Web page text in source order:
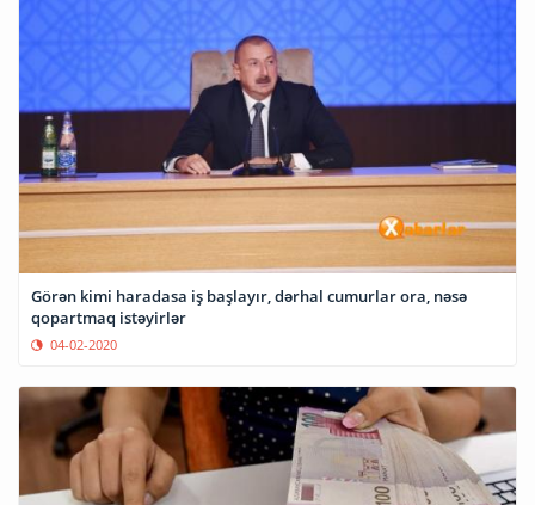
Görən kimi haradasa iş başlayır, dərhal cumurlar ora, nəsə
qopartmaq istəyirlər
04-02-2020